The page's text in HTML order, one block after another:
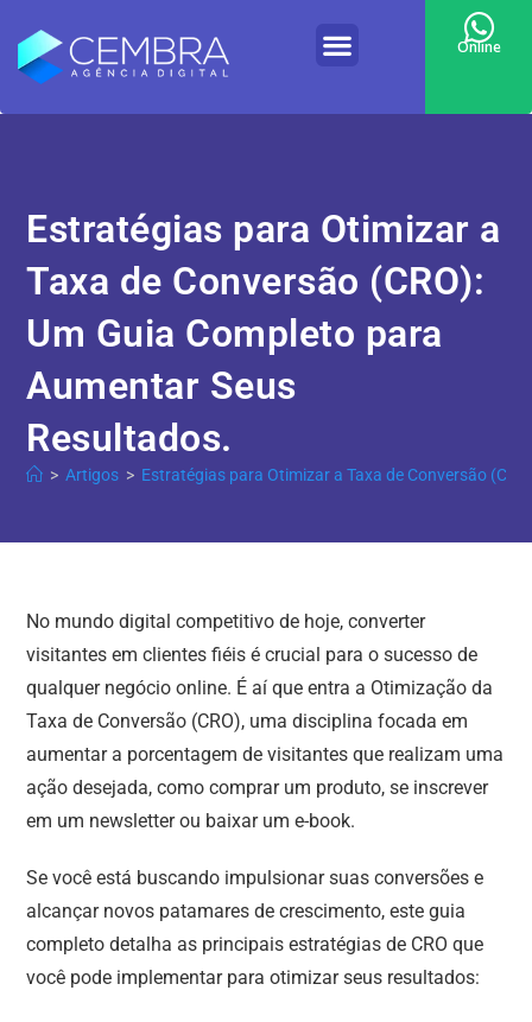
Online
Estratégias para Otimizar a
Taxa de Conversão (CRO):
Um Guia Completo para
Aumentar Seus
Resultados.
> Artigos > Estratégias para Otimizar a Taxa de Conversão
No mundo digital competitivo de hoje, converter
visitantes em clientes fiéis é crucial para o sucesso de
qualquer negócio online. É aí que entra a Otimização da
Taxa de Conversão (CRO), uma disciplina focada em
aumentar a porcentagem de visitantes que realizam uma
ação desejada, como comprar um produto, se inscrever
em um newsletter ou baixar um e-book.
Se você está buscando impulsionar suas conversões e
alcançar novos patamares de crescimento, este guia
completo detalha as principais estratégias de CRO que
você pode implementar para otimizar seus resultados: